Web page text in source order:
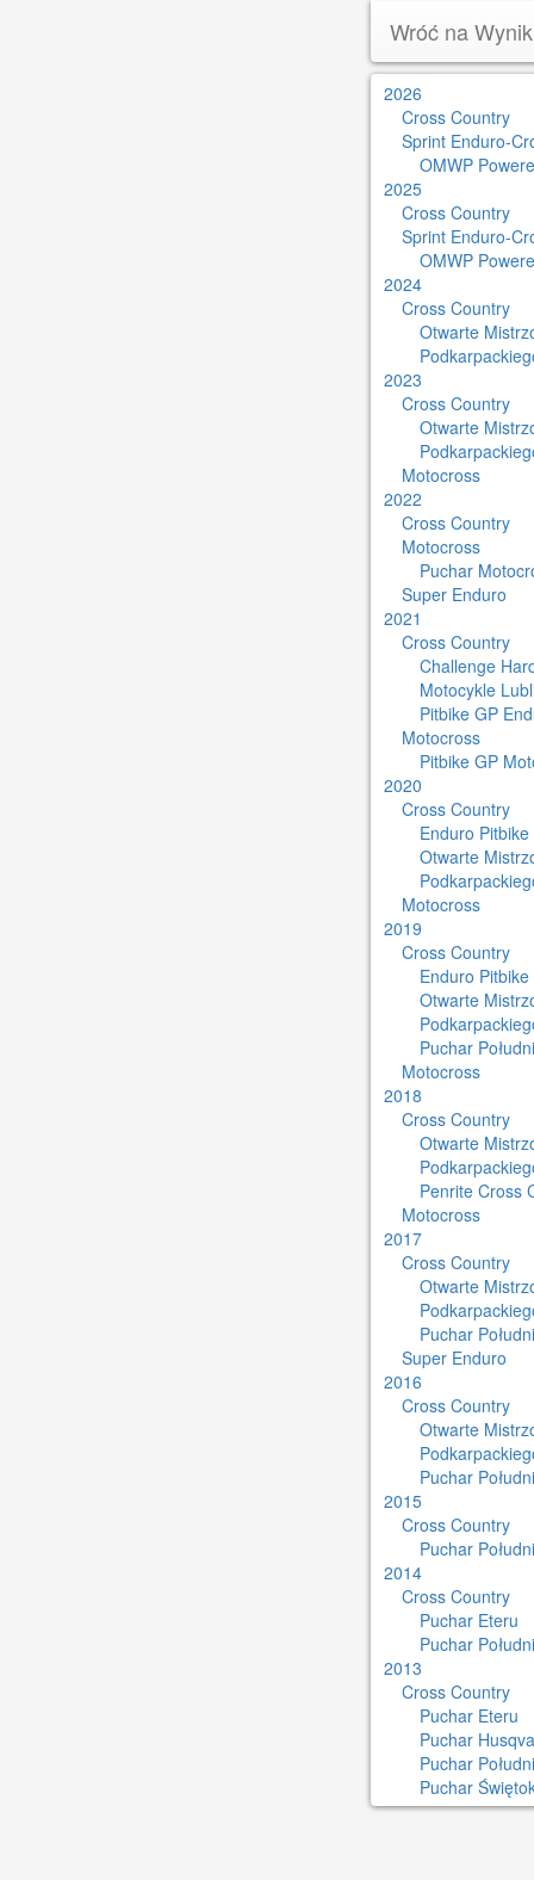
Wróć na
2026
Cross Country
Sprint Enduro-
OMWP
2025
Cross Country
Sprint Enduro-
OMWP
2024
Cross Country
Otwarte
2023
Cross Country
Otwarte
Motocross
2022
Cross Country
Motocross
Puchar
Super Enduro
2021
Cross Country
Challenge
Motocykle
Pitbike GP
Motocross
Pitbike GP
2020
Cross Country
Enduro Pitbike
Otwarte
Motocross
2019
Cross Country
Enduro Pitbike
Otwarte
Puchar
Motocross
2018
Cross Country
Otwarte
Penrite Cross
Motocross
2017
Cross Country
Otwarte
Puchar
Super Enduro
2016
Cross Country
Otwarte
Puchar
2015
Cross Country
Puchar
2014
Cross Country
Puchar Eteru
Puchar
2013
Cross Country
Puchar Eteru
Puchar
Puchar
Puchar